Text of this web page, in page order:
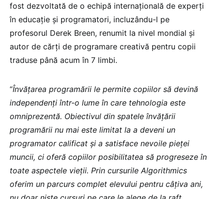
fost dezvoltată de o echipă internațională de experți
în educație și programatori, incluzându-l pe
profesorul Derek Breen, renumit la nivel mondial și
autor de cărți de programare creativă pentru copii
traduse până acum în 7 limbi.
“Învățarea programării le permite copiilor să devină
independenți într-o lume în care tehnologia este
omniprezentă. Obiectivul din spatele învățării
programării nu mai este limitat la a deveni un
programator calificat și a satisface nevoile pieței
muncii, ci oferă copiilor posibilitatea să progreseze în
toate aspectele vieții. Prin cursurile Algorithmics
oferim un parcurs complet elevului pentru câțiva ani,